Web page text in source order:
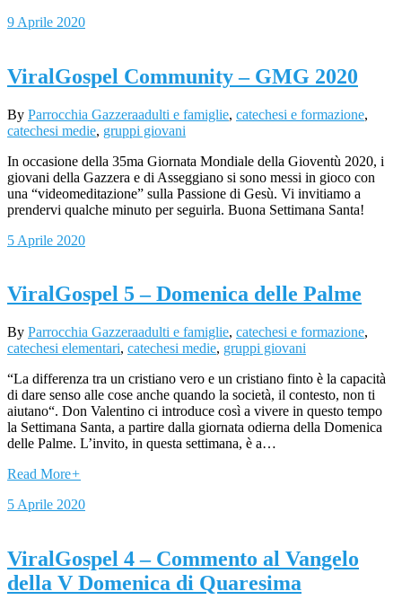
9 Aprile 2020
ViralGospel Community – GMG 2020
By Parrocchia Gazzeraadulti e famiglie, catechesi e formazione,
catechesi medie, gruppi giovani
In occasione della 35ma Giornata Mondiale della Gioventù 2020, i
giovani della Gazzera e di Asseggiano si sono messi in gioco con
una “videomeditazione” sulla Passione di Gesù. Vi invitiamo a
prendervi qualche minuto per seguirla. Buona Settimana Santa!
5 Aprile 2020
ViralGospel 5 – Domenica delle Palme
By Parrocchia Gazzeraadulti e famiglie, catechesi e formazione,
catechesi elementari, catechesi medie, gruppi giovani
“La differenza tra un cristiano vero e un cristiano finto è la capacità
di dare senso alle cose anche quando la società, il contesto, non ti
aiutano“. Don Valentino ci introduce così a vivere in questo tempo
la Settimana Santa, a partire dalla giornata odierna della Domenica
delle Palme. L’invito, in questa settimana, è a…
Read More+
5 Aprile 2020
ViralGospel 4 – Commento al Vangelo
della V Domenica di Quaresima